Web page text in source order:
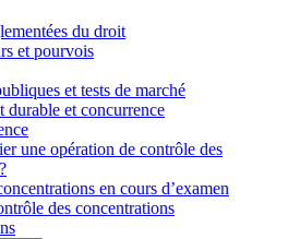
du droit
et pourvois
et tests de marché
durable et concurrence
une opération de contrôle des
en cours d’examen
des concentrations